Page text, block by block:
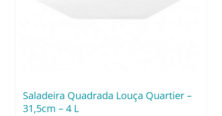
Saladeira Quadrada Louça Quartier –
31,5cm – 4 L